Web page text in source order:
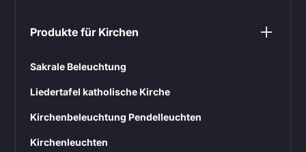
Produkte für Kirchen
Sakrale Beleuchtung
Liedertafel katholische Kirche
Kirchenbeleuchtung Pendelleuchten
Kirchenleuchten